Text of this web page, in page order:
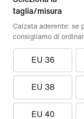
taglia/misura
EU 36
EU 38
EU 40
Calzata aderente: se
consigliamo di